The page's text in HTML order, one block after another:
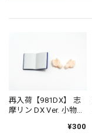
再入荷【981DX】 志
摩リン DX Ver. 小物パ
¥300